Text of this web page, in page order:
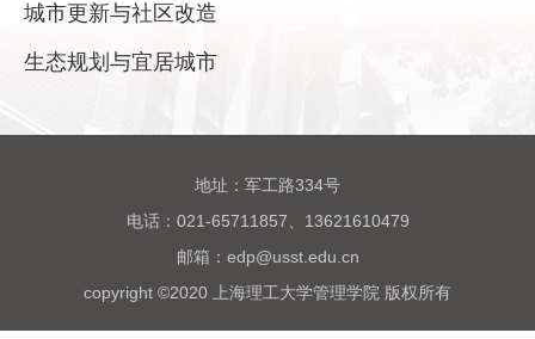
城市更新与社区改造
生态规划与宜居城市
地址：军工路334号
电话：021-65711857、13621610479
邮箱：edp@usst.edu.cn
copyright ©2020 上海理工大学管理学院 版权所有